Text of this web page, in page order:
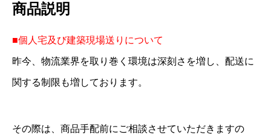
イ
ー
商品説明
■個人宅及び建築現場送りについて
昨今、物流業界を取り巻く環境は深刻さを増し、配送に
関する制限も増しております。
その際は、商品手配前にご相談させていただきますの